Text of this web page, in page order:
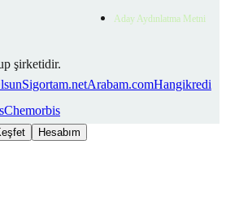
Aday Aydınlatma Metni
şirketidir.
Sigortam.netArabam.comHangikredi
Chemorbis
Hesabım